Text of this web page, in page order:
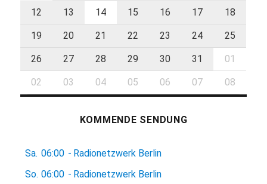
12 13 14 15 16 17 18
19 20 21 22 23 24 25
26 27 28 29 30 31 01
02 03 04 05 06 07 08
KOMMENDE SENDUNG
Sa. 06:00 - Radionetzwerk Berlin
So. 06:00 - Radionetzwerk Berlin